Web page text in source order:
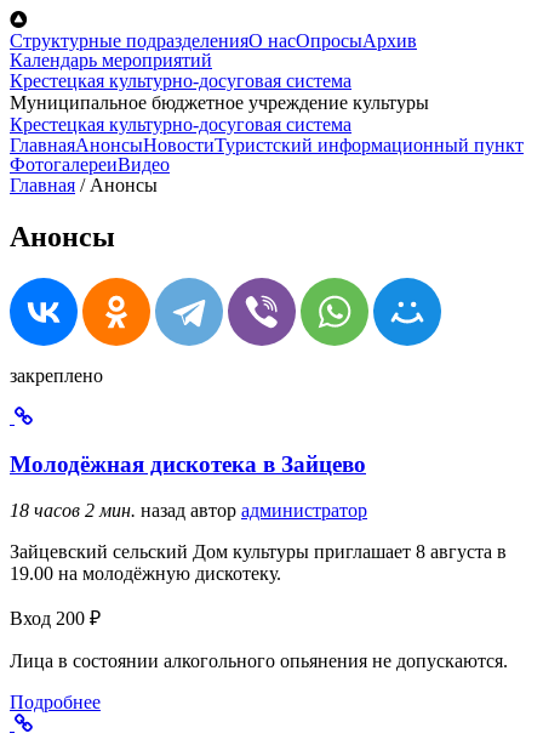
Перейти к основному содержанию
Структурные подразделенияО насОпросыАрхив
Календарь мероприятий
Крестецкая культурно-досуговая система
Муниципальное бюджетное учреждение культуры
Крестецкая культурно-досуговая система
ГлавнаяАнонсыНовостиТуристский информационный пункт
ФотогалереиВидео
Главная / Анонсы
Анонсы
закреплено
Молодёжная дискотека в Зайцево
18 часов 2 мин. назад автор администратор
Зайцевский сельский Дом культуры приглашает 8 августа в
19.00 на молодёжную дискотеку.
Вход 200 ₽
Лица в состоянии алкогольного опьянения не допускаются.
Подробнее